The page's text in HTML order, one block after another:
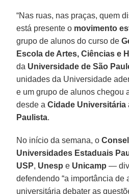
“Nas ruas, nas praças, quem
está presente o movimento
grupo de alunos do curso de
Escola de Artes, Ciências e
da Universidade de São
unidades da Universidade
e um grupo de alunos chegou
desde aCidade Universitária
Paulista.
No início da semana, o
Universidades Estaduais
USP, Unesp e Unicamp —
defendendo “a importância de
universitária debater as